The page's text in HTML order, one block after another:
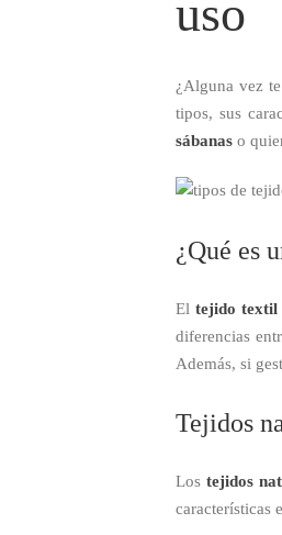
uso
¿Alguna vez
tipos, sus
sábanas o
¿Qué es
Eltejido textil
diferencias
Además, si
Tejidos
Los tejidos
características